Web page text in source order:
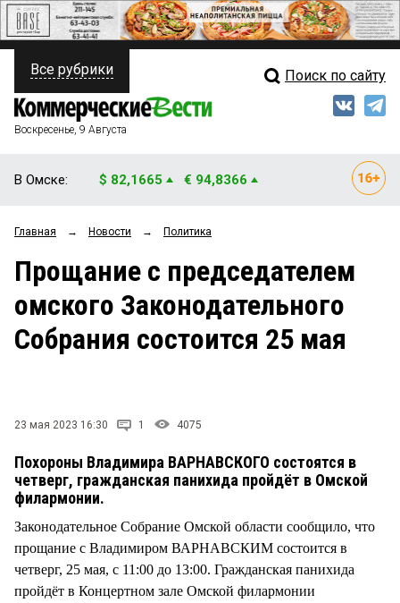
ПОЛИТИКА
ФИНАНСЫ
ОБЩЕСТВО
ЗАКОН
Свежий выпуск
Рейтинги
Блоги
Архив
Все рубрики Поиск по сайту
Воскресенье, 9 Августа
В Омске: $ 82,1665 € 94,8366
Главная → Новости → Политика
Прощание с председателем
омского Законодательного
Собрания состоится 25 мая
23 мая 2023 16:30 1 4075
Похороны Владимира ВАРНАВСКОГО состоятся в
четверг, гражданская панихида пройдёт в Омской
филармонии.
Законодательное Собрание Омской области сообщило, что
прощание с Владимиром ВАРНАВСКИМ состоится в
четверг, 25 мая, с 11:00 до 13:00. Гражданская панихида
пройдёт в Концертном зале Омской филармонии